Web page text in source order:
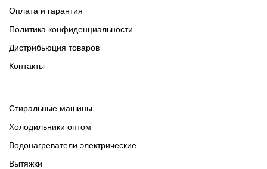
Оплата и гарантия
Политика конфиденциальности
Дистрибьюция товаров
Контакты
Cтиральные машины
Холодильники оптом
Водонагреватели электрические
Вытяжки